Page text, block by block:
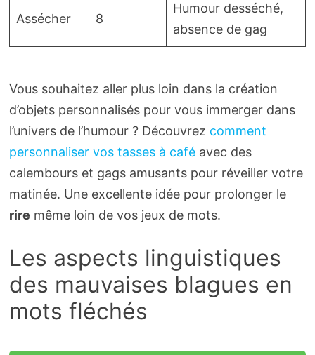
Assécher 8
Humour desséché,
absence de gag
Vous souhaitez aller plus loin dans la création
d’objets personnalisés pour vous immerger dans
l’univers de l’humour ? Découvrez comment
personnaliser vos tasses à caféavec des
calembours et gags amusants pour réveiller votre
matinée. Une excellente idée pour prolonger le
rire même loin de vos jeux de mots.
Les aspects linguistiques
des mauvaises blagues en
mots fléchés